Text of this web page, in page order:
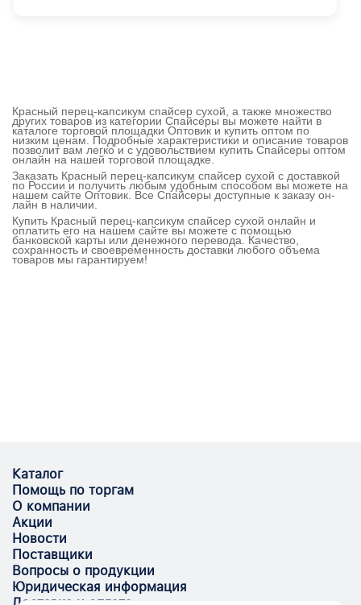
Красный перец-капсикум спайсер сухой, а также множество
других товаров из категории Спайсеры вы можете найти в
каталоге торговой площадки Оптовик и купить оптом по
низким ценам. Подробные характеристики и описание товаров
позволит вам легко и с удовольствием купить Спайсеры оптом
онлайн на нашей торговой площадке.
Заказать Красный перец-капсикум спайсер сухой с доставкой
по России и получить любым удобным способом вы можете на
нашем сайте Оптовик. Все Спайсеры доступные к заказу он-
лайн в наличии.
Купить Красный перец-капсикум спайсер сухой онлайн и
оплатить его на нашем сайте вы можете с помощью
банковской карты или денежного перевода. Качество,
сохранность и своевременность доставки любого объема
товаров мы гарантируем!
Каталог
Помощь по торгам
О компании
Акции
Новости
Поставщики
Вопросы о продукции
Юридическая информация